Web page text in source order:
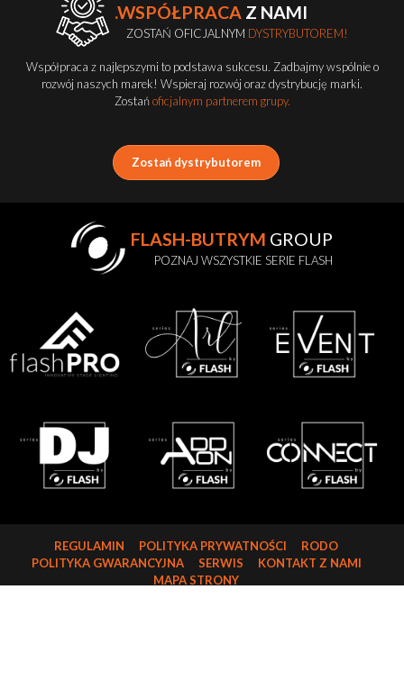
.WSPÓŁPRACA Z NAMI
ZOSTAŃ OFICJALNYM DYSTRYBUTOREM!
Współpraca z najlepszymi to podstawa sukcesu. Zadbajmy wspólnie o
rozwój naszych marek! Wspieraj rozwój oraz dystrybucję marki.
Zostańoficjalnym partnerem grupy.
Zostań dystrybutorem
FLASH-BUTRYM GROUP
POZNAJ WSZYSTKIE SERIE FLASH
REGULAMIN POLITYKA PRYWATNOŚCI
RODO
POLITYKA GWARANCYJNA
SERWIS
KONTAKT Z NAMI
MAPA STRONY